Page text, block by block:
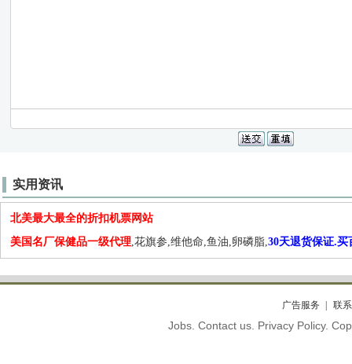
实用资讯
北美最大最全的折扣机票网站
美国名厂保健品一级代理,花旗参,维他命,鱼油,卵磷脂,30天退货保证.买
广告服务 联
Jobs. Contact us. Privacy Policy.